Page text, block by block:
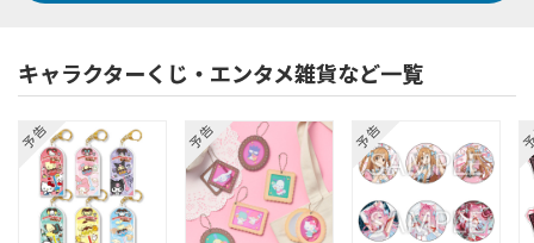
キャラクターくじ・エンタメ雑貨など一覧